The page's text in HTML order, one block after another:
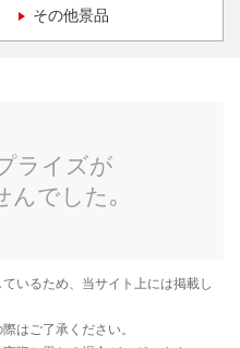
その他景品